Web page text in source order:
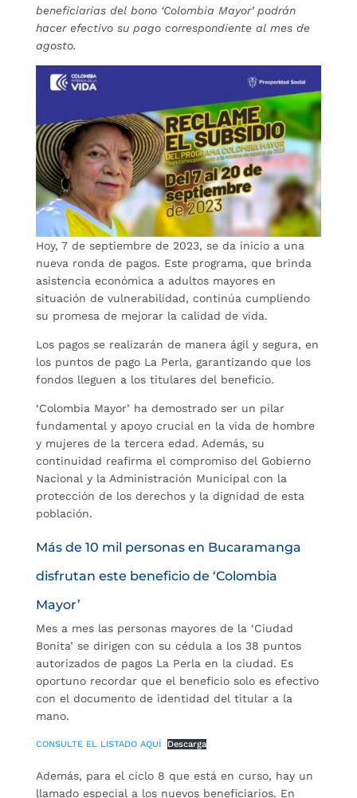
beneficiarias del bono ‘Colombia Mayor’ podrán
hacer efectivo su pago correspondiente al mes de
agosto.
Hoy, 7 de septiembre de 2023, se da inicio a una
nueva ronda de pagos. Este programa, que brinda
asistencia económica a adultos mayores en
situación de vulnerabilidad, continúa cumpliendo
su promesa de mejorar la calidad de vida.
Los pagos se realizarán de manera ágil y segura, en
los puntos de pago La Perla, garantizando que los
fondos lleguen a los titulares del beneficio.
‘Colombia Mayor’ ha demostrado ser un pilar
fundamental y apoyo crucial en la vida de hombre
y mujeres de la tercera edad. Además, su
continuidad reafirma el compromiso del Gobierno
Nacional y la Administración Municipal con la
protección de los derechos y la dignidad de esta
población.
Más de 10 mil personas en Bucaramanga
disfrutan este beneficio de ‘Colombia
Mayor’
Mes a mes las personas mayores de la ‘Ciudad
Bonita’ se dirigen con su cédula a los 38 puntos
autorizados de pagos La Perla en la ciudad. Es
oportuno recordar que el beneficio solo es efectivo
con el documento de identidad del titular a la
mano.
CONSULTE EL LISTADO AQUÍ Descarga
Además, para el ciclo 8 que está en curso, hay un
llamado especial a los nuevos beneficiarios. En